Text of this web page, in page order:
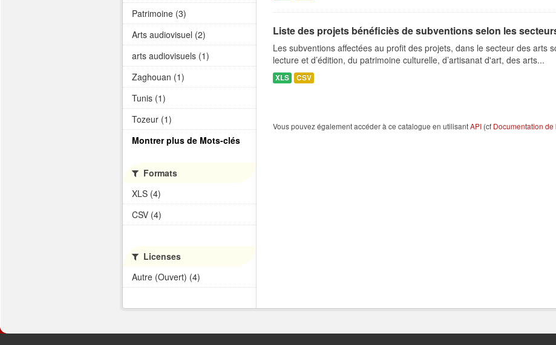
Liste des projets bénéficiès de subventions selon les
Les subventions affectées au profit des projets, dans le secteur des arts
lecture et d’édition, du patrimoine culturelle, d’artisanat d'art, des arts...
XLS CSV
Vous pouvez également accéder à ce catalogue en utilisantAPI (cf Documentation de
Patrimoine (3)
Arts audiovisuel (2)
arts audiovisuels (1)
Zaghouan (1)
Tunis (1)
Tozeur (1)
Montrer plus de Mots-clés
Formats
XLS (4)
CSV (4)
Licenses
Autre (Ouvert) (4)